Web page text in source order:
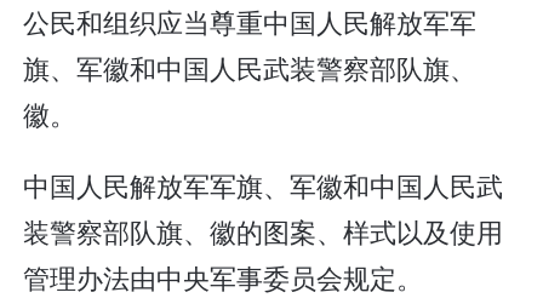
公民和组织应当尊重中国人民解放军军
旗、军徽和中国人民武装警察部队旗、
徽。
中国人民解放军军旗、军徽和中国人民武
装警察部队旗、徽的图案、样式以及使用
管理办法由中央军事委员会规定。